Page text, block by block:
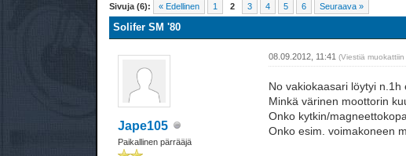
Sivuja (6): « Edellinen 1 2 3 4 5 6 Seuraava »
Solifer SM '80
Jape105
Paikallinen pärrääjä
08.09.2012, 11:41(Viestiä
No vakiokaasari löytyi n.1h
Minkä värinen moottorin
Onko kytkin/
Onko esim. voimakoneen